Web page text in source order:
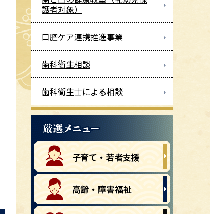
護者対象）
口腔ケア連携推進事業
歯科衛生相談
歯科衛生士による相談